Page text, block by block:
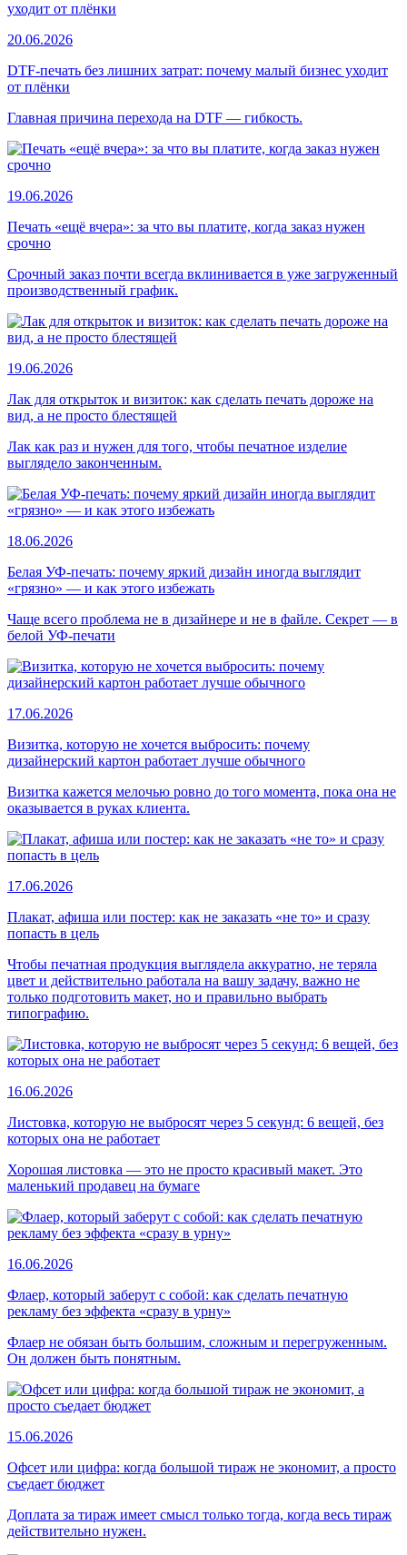
20.06.2026
DTF-печать без лишних затрат: почему малый бизнес уходит
от плёнки
Главная причина перехода на DTF — гибкость.
19.06.2026
Печать «ещё вчера»: за что вы платите, когда заказ нужен
срочно
Срочный заказ почти всегда вклинивается в уже загруженный
производственный график.
19.06.2026
Лак для открыток и визиток: как сделать печать дороже на
вид, а не просто блестящей
Лак как раз и нужен для того, чтобы печатное изделие
выглядело законченным.
18.06.2026
Белая УФ-печать: почему яркий дизайн иногда выглядит
«грязно» — и как этого избежать
Чаще всего проблема не в дизайнере и не в файле. Секрет — в
белой УФ-печати
17.06.2026
Визитка, которую не хочется выбросить: почему
дизайнерский картон работает лучше обычного
Визитка кажется мелочью ровно до того момента, пока она не
оказывается в руках клиента.
17.06.2026
Плакат, афиша или постер: как не заказать «не то» и сразу
попасть в цель
Чтобы печатная продукция выглядела аккуратно, не теряла
цвет и действительно работала на вашу задачу, важно не
только подготовить макет, но и правильно выбрать
типографию.
16.06.2026
Листовка, которую не выбросят через 5 секунд: 6 вещей, без
которых она не работает
Хорошая листовка — это не просто красивый макет. Это
маленький продавец на бумаге
16.06.2026
Флаер, который заберут с собой: как сделать печатную
рекламу без эффекта «сразу в урну»
Флаер не обязан быть большим, сложным и перегруженным.
Он должен быть понятным.
15.06.2026
Офсет или цифра: когда большой тираж не экономит, а просто
съедает бюджет
Доплата за тираж имеет смысл только тогда, когда весь тираж
действительно нужен.